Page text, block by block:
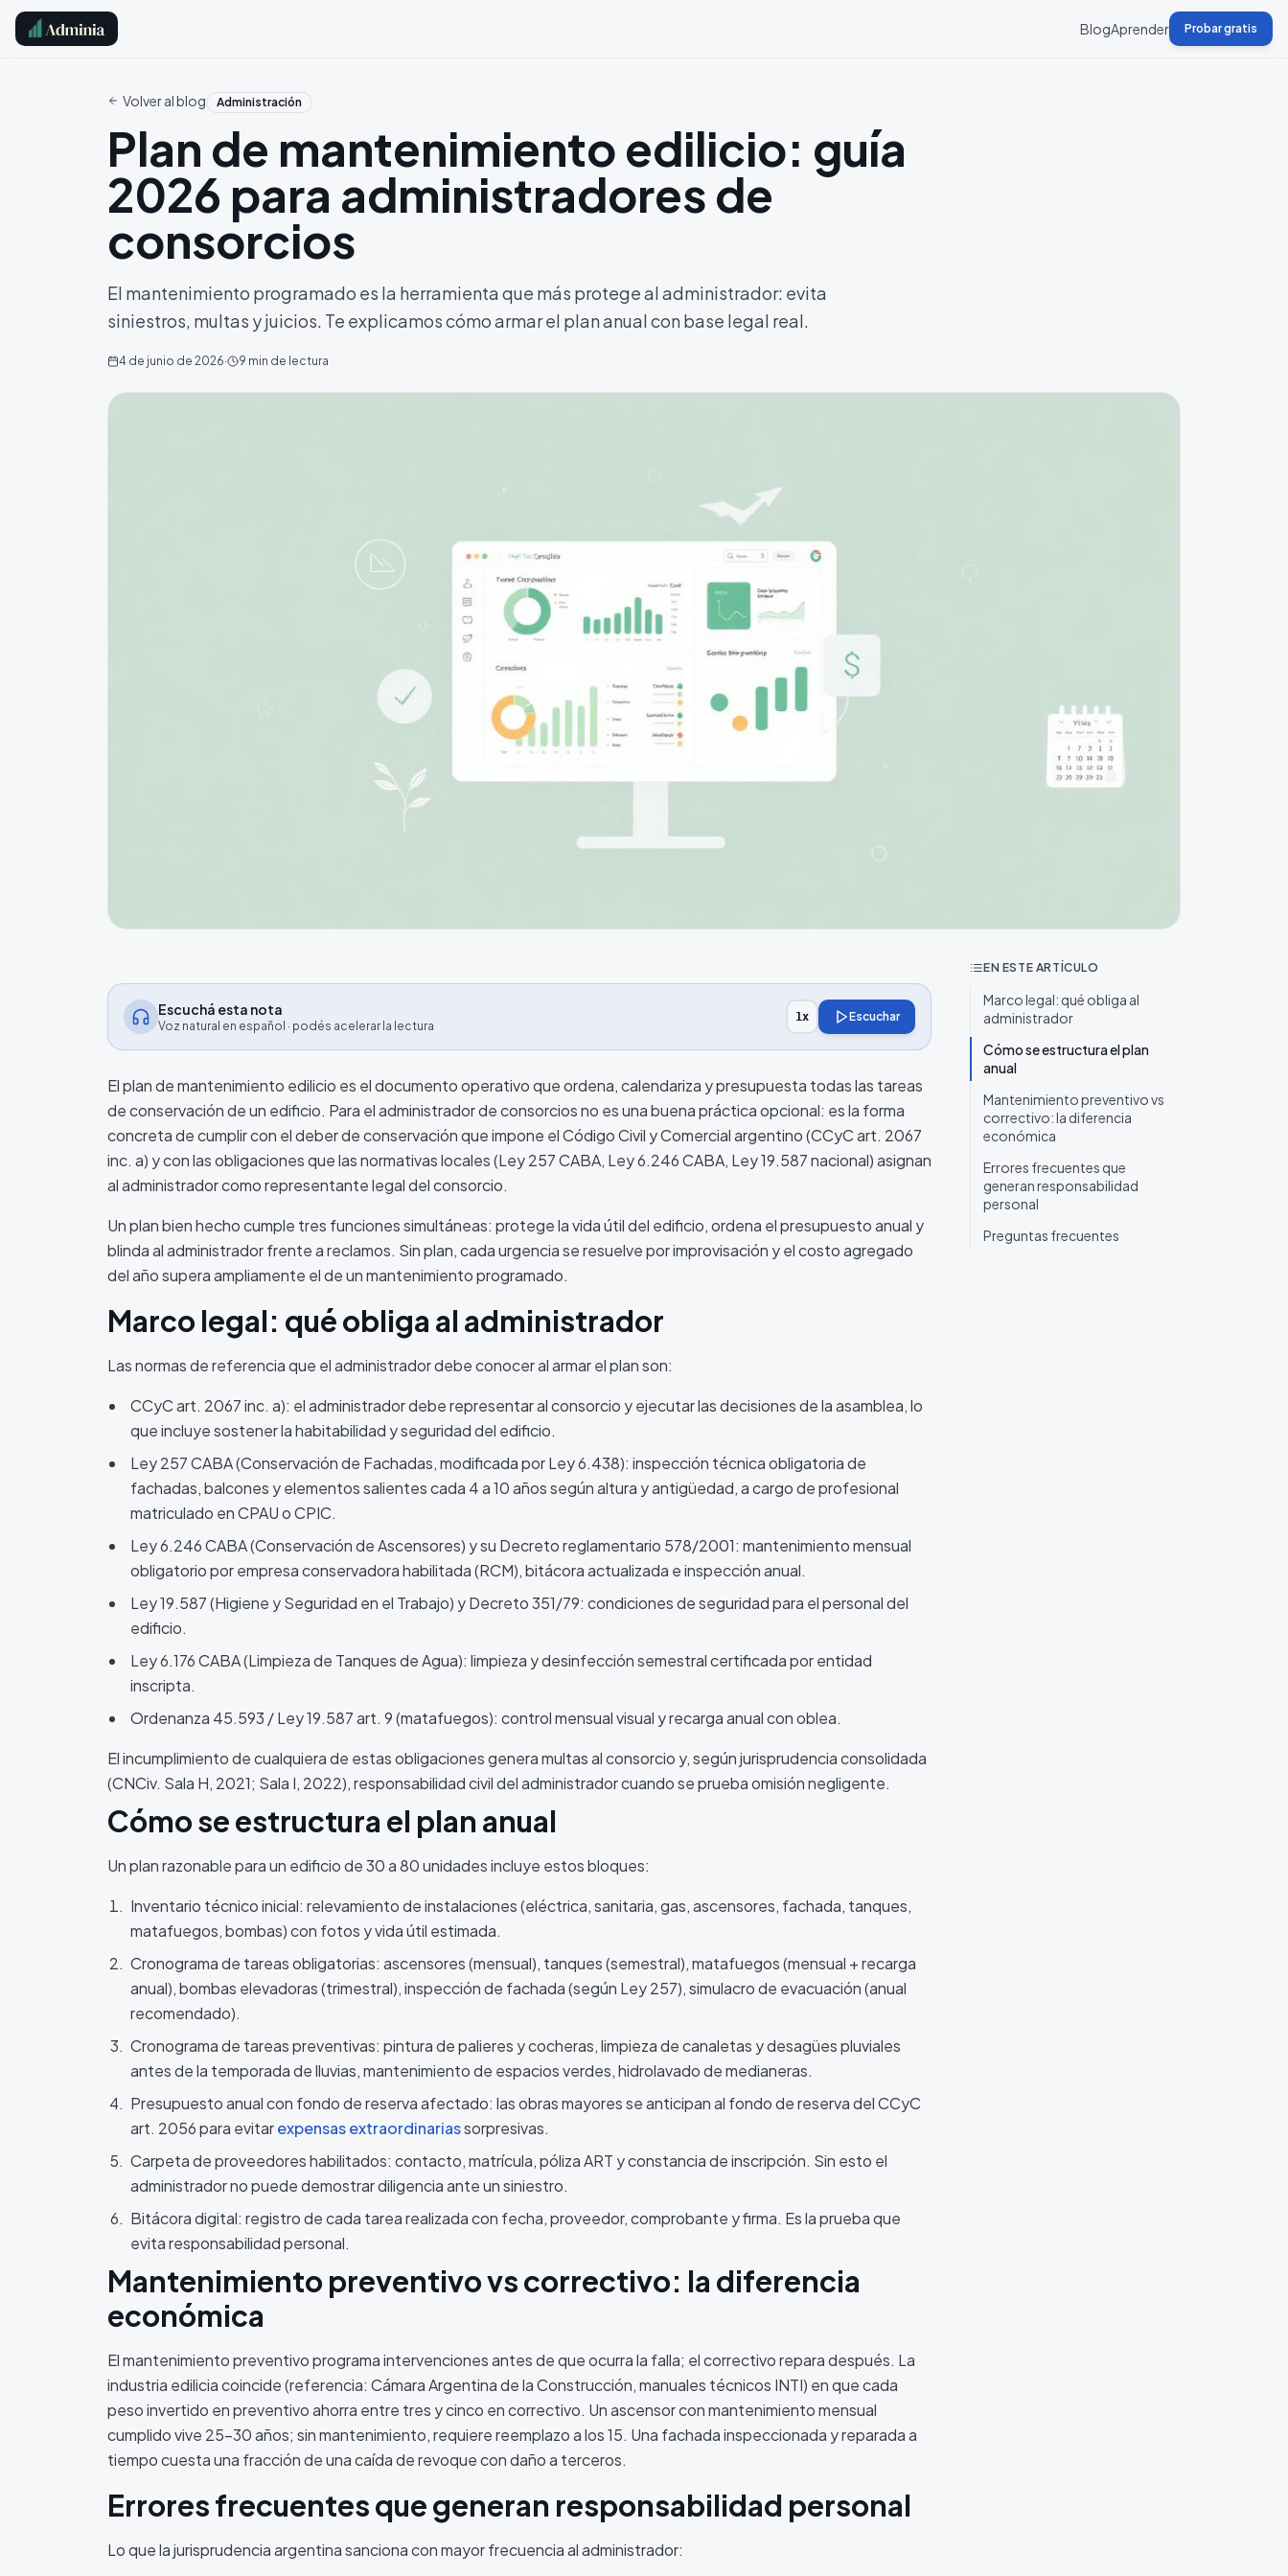
BlogAprender Probar gratis
Volver al blog Administración
Plan de mantenimiento edilicio: guía
2026 para administradores de
consorcios
El mantenimiento programado es la herramienta que más protege al administrador: evita
siniestros, multas y juicios. Te explicamos cómo armar el plan anual con base legal real.
4 de junio de 2026· 9 min de lectura
Escuchá esta nota
Voz natural en español · podés acelerar la lectura
1x Escuchar
El plan de mantenimiento edilicio es el documento operativo que ordena, calendariza y presupuesta todas las tareas
de conservación de un edificio. Para el administrador de consorcios no es una buena práctica opcional: es la forma
concreta de cumplir con el deber de conservación que impone el Código Civil y Comercial argentino (CCyC art. 2067
inc. a) y con las obligaciones que las normativas locales (Ley 257 CABA, Ley 6.246 CABA, Ley 19.587 nacional) asignan
al administrador como representante legal del consorcio.
Un plan bien hecho cumple tres funciones simultáneas: protege la vida útil del edificio, ordena el presupuesto anual y
blinda al administrador frente a reclamos. Sin plan, cada urgencia se resuelve por improvisación y el costo agregado
del año supera ampliamente el de un mantenimiento programado.
Marco legal: qué obliga al administrador
Las normas de referencia que el administrador debe conocer al armar el plan son:
CCyC art. 2067 inc. a): el administrador debe representar al consorcio y ejecutar las decisiones de la asamblea, lo
que incluye sostener la habitabilidad y seguridad del edificio.
Ley 257 CABA (Conservación de Fachadas, modificada por Ley 6.438): inspección técnica obligatoria de
fachadas, balcones y elementos salientes cada 4 a 10 años según altura y antigüedad, a cargo de profesional
matriculado en CPAU o CPIC.
Ley 6.246 CABA (Conservación de Ascensores) y su Decreto reglamentario 578/2001: mantenimiento mensual
obligatorio por empresa conservadora habilitada (RCM), bitácora actualizada e inspección anual.
Ley 19.587 (Higiene y Seguridad en el Trabajo) y Decreto 351/79: condiciones de seguridad para el personal del
edificio.
Ley 6.176 CABA (Limpieza de Tanques de Agua): limpieza y desinfección semestral certificada por entidad
inscripta.
Ordenanza 45.593 / Ley 19.587 art. 9 (matafuegos): control mensual visual y recarga anual con oblea.
El incumplimiento de cualquiera de estas obligaciones genera multas al consorcio y, según jurisprudencia consolidada
(CNCiv. Sala H, 2021; Sala I, 2022), responsabilidad civil del administrador cuando se prueba omisión negligente.
Cómo se estructura el plan anual
Un plan razonable para un edificio de 30 a 80 unidades incluye estos bloques:
Inventario técnico inicial: relevamiento de instalaciones (eléctrica, sanitaria, gas, ascensores, fachada, tanques,
matafuegos, bombas) con fotos y vida útil estimada.
Cronograma de tareas obligatorias: ascensores (mensual), tanques (semestral), matafuegos (mensual + recarga
anual), bombas elevadoras (trimestral), inspección de fachada (según Ley 257), simulacro de evacuación (anual
recomendado).
Cronograma de tareas preventivas: pintura de palieres y cocheras, limpieza de canaletas y desagües pluviales
antes de la temporada de lluvias, mantenimiento de espacios verdes, hidrolavado de medianeras.
Presupuesto anual con fondo de reserva afectado: las obras mayores se anticipan al fondo de reserva del CCyC
art. 2056 para evitarexpensas extraordinariassorpresivas.
Carpeta de proveedores habilitados: contacto, matrícula, póliza ART y constancia de inscripción. Sin esto el
administrador no puede demostrar diligencia ante un siniestro.
Bitácora digital: registro de cada tarea realizada con fecha, proveedor, comprobante y firma. Es la prueba que
evita responsabilidad personal.
Mantenimiento preventivo vs correctivo: la diferencia
económica
El mantenimiento preventivo programa intervenciones antes de que ocurra la falla; el correctivo repara después. La
industria edilicia coincide (referencia: Cámara Argentina de la Construcción, manuales técnicos INTI) en que cada
peso invertido en preventivo ahorra entre tres y cinco en correctivo. Un ascensor con mantenimiento mensual
cumplido vive 25-30 años; sin mantenimiento, requiere reemplazo a los 15. Una fachada inspeccionada y reparada a
tiempo cuesta una fracción de una caída de revoque con daño a terceros.
Errores frecuentes que generan responsabilidad personal
Lo que la jurisprudencia argentina sanciona con mayor frecuencia al administrador:
EN ESTE ARTÍCULO
Marco legal: qué obliga al
administrador
Cómo se estructura el plan
anual
Mantenimiento preventivo vs
correctivo: la diferencia
económica
Errores frecuentes que
generan responsabilidad
personal
Preguntas frecuentes